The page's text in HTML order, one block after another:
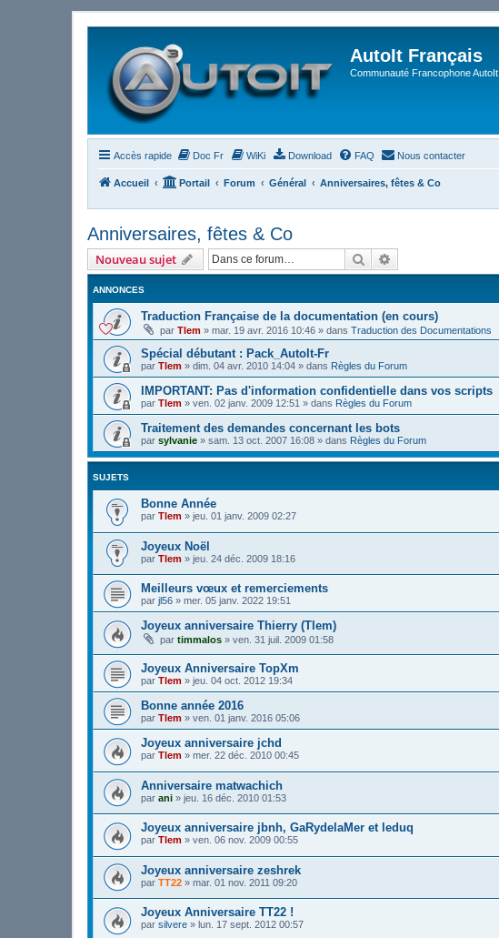
AutoIt Français
Communauté Francophone AutoIt
Accès rapide Doc Fr WiKi Download FAQ Nous contacter
Accueil Portail Forum Général Anniversaires, fêtes & Co
Anniversaires, fêtes & Co
Nouveau sujet Rechercher
ANNONCES
Traduction Française de la documentation (en cours)
par Tlem » mar. 19 avr. 2016 10:46 » dans Traduction des Documentations
Spécial débutant : Pack_AutoIt-Fr
par Tlem » dim. 04 avr. 2010 14:04 » dans Règles du Forum
IMPORTANT: Pas d'information confidentielle dans vos scripts
par Tlem » ven. 02 janv. 2009 12:51 » dans Règles du Forum
Traitement des demandes concernant les bots
par sylvanie » sam. 13 oct. 2007 16:08 » dans Règles du Forum
SUJETS
Bonne Année
par Tlem » jeu. 01 janv. 2009 02:27
Joyeux Noël
par Tlem » jeu. 24 déc. 2009 18:16
Meilleurs vœux et remerciements
par jl56 » mer. 05 janv. 2022 19:51
Joyeux anniversaire Thierry (Tlem)
par timmalos » ven. 31 juil. 2009 01:58
Joyeux Anniversaire TopXm
par Tlem » jeu. 04 oct. 2012 19:34
Bonne année 2016
par Tlem » ven. 01 janv. 2016 05:06
Joyeux anniversaire jchd
par Tlem » mer. 22 déc. 2010 00:45
Anniversaire matwachich
par ani » jeu. 16 déc. 2010 01:53
Joyeux anniversaire jbnh, GaRydelaMer et leduq
par Tlem » ven. 06 nov. 2009 00:55
Joyeux anniversaire zeshrek
par TT22 » mar. 01 nov. 2011 09:20
Joyeux Anniversaire TT22 !
par silvere » lun. 17 sept. 2012 00:57